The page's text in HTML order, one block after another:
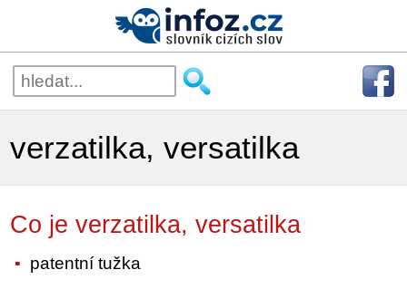
verzatilka, versatilka
Co je verzatilka, versatilka
patentní tužka